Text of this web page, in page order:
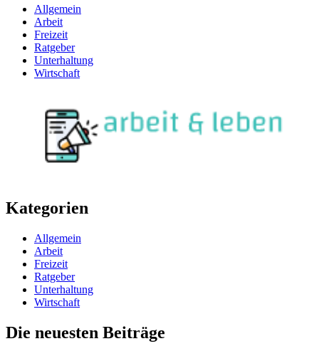
Allgemein
Arbeit
Freizeit
Ratgeber
Unterhaltung
Wirtschaft
Kategorien
Allgemein
Arbeit
Freizeit
Ratgeber
Unterhaltung
Wirtschaft
Die neuesten Beiträge